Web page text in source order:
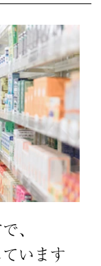
、
います